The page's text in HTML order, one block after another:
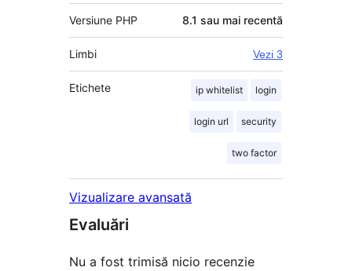
Versiune PHP 8.1 sau mai recentă
Limbi Vezi 3
Etichete ip whitelist login
login url security
two factor
Vizualizare avansată
Evaluări
Nu a fost trimisă nicio recenzie